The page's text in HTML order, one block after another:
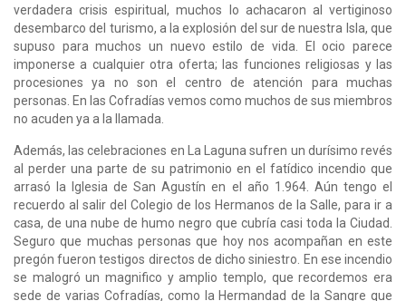
verdadera crisis espiritual, muchos lo achacaron al vertiginoso
desembarco del turismo, a la explosión del sur de nuestra Isla, que
supuso para muchos un nuevo estilo de vida. El ocio parece
imponerse a cualquier otra oferta; las funciones religiosas y las
procesiones ya no son el centro de atención para muchas
personas. En las Cofradías vemos como muchos de sus miembros
no acuden ya a la llamada.
Además, las celebraciones en La Laguna sufren un durísimo revés
al perder una parte de su patrimonio en el fatídico incendio que
arrasó la Iglesia de San Agustín en el año 1.964. Aún tengo el
recuerdo al salir del Colegio de los Hermanos de la Salle, para ir a
casa, de una nube de humo negro que cubría casi toda la Ciudad.
Seguro que muchas personas que hoy nos acompañan en este
pregón fueron testigos directos de dicho siniestro. En ese incendio
se malogró un magnifico y amplio templo, que recordemos era
sede de varias Cofradías, como la Hermandad de la Sangre que